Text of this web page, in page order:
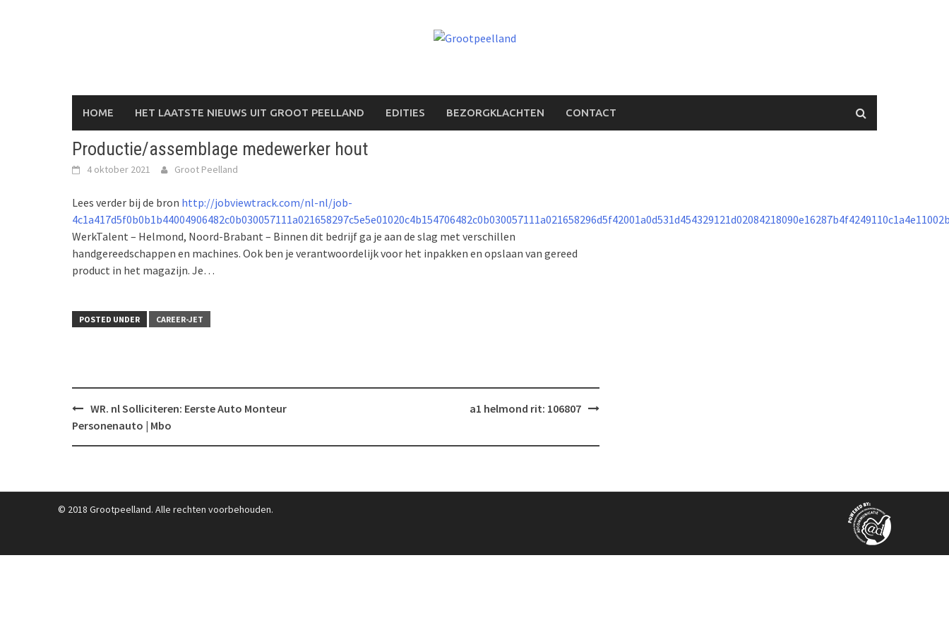
HOME HET LAATSTE NIEUWS UIT GROOT PEELLAND EDITIES BEZORGKLACHTEN CONTACT
Productie/assemblage medewerker hout
4 oktober 2021 Groot Peelland
Lees verder bij de bron http://jobviewtrack.com/nl-nl/job-
WerkTalent – Helmond, Noord-Brabant – Binnen dit bedrijf ga je aan de slag met verschillen
handgereedschappen en machines. Ook ben je verantwoordelijk voor het inpakken en opslaan van gereed
product in het magazijn. Je…
POSTED UNDER CAREER-JET
Post
navigation
WR. nl Solliciteren: Eerste Auto Monteur
Personenauto | Mbo
a1 helmond rit: 106807
© 2018 Grootpeelland. Alle rechten voorbehouden.